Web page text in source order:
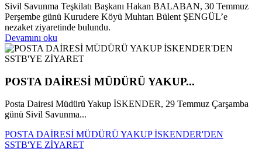
Sivil Savunma Teşkilatı Başkanı Hakan BALABAN, 30 Temmuz
Perşembe günü Kurudere Köyü Muhtarı Bülent ŞENGÜL’e
nezaket ziyaretinde bulundu.
Devamını oku
POSTA DAİRESİ MÜDÜRÜ YAKUP...
Posta Dairesi Müdürü Yakup İSKENDER, 29 Temmuz Çarşamba
günü Sivil Savunma...
POSTA DAİRESİ MÜDÜRÜ YAKUP İSKENDER'DEN
SSTB'YE ZİYARET